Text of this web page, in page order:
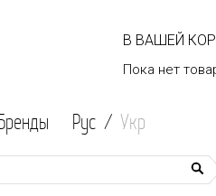
В ВАШЕЙ
Пока нет
Рус / Укр